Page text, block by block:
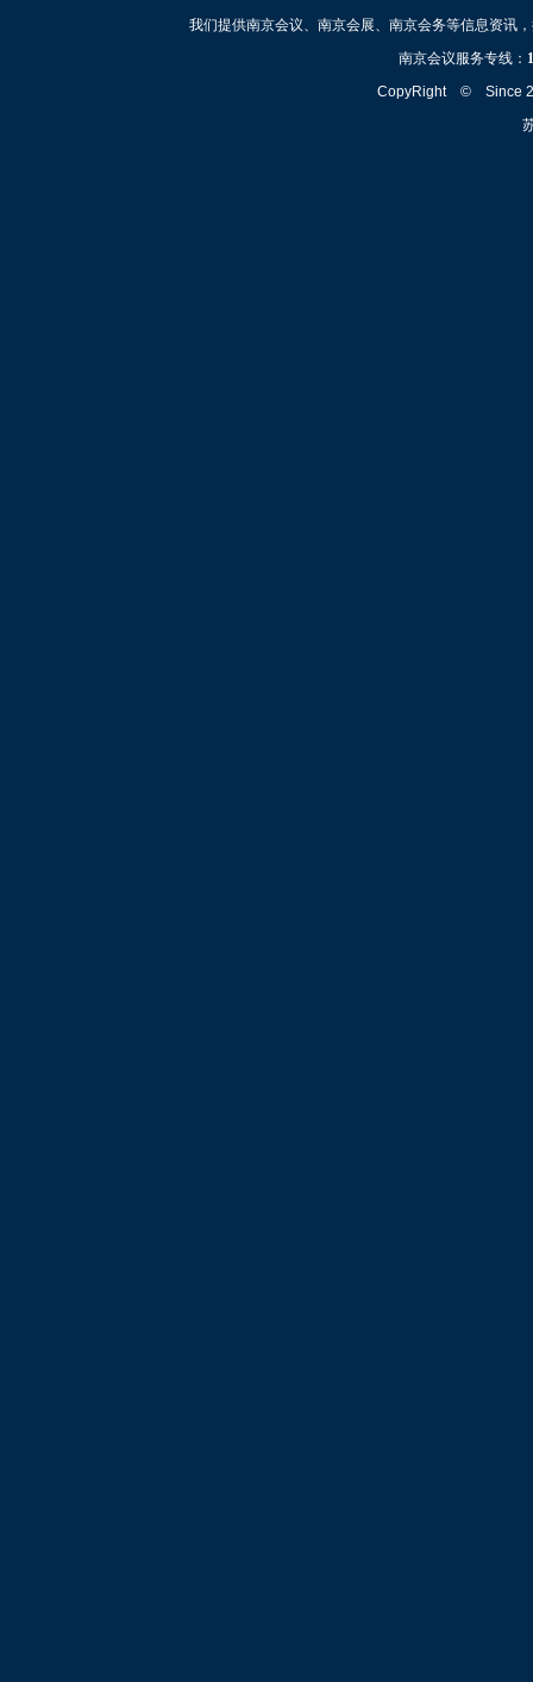
我们提供南京会议、南京会展、南京会务等信息资讯
南京会议服务专线：
CopyRight © Since